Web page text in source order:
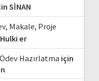
SİNAN
Makale, Proje
Hulki er
Hazırlatma için